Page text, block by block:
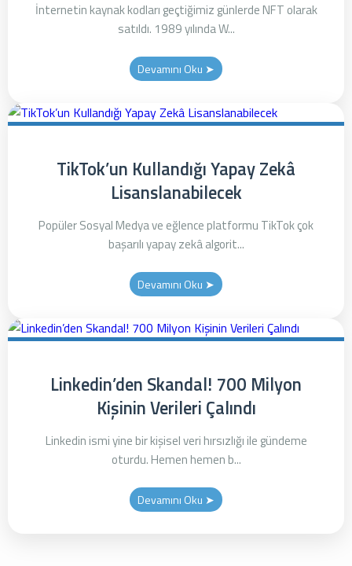
İnternetin kaynak kodları geçtiğimiz günlerde NFT olarak
satıldı. 1989 yılında W...
Devamını Oku ➤
TikTok’un Kullandığı Yapay Zekâ
Lisanslanabilecek
Popüler Sosyal Medya ve eğlence platformu TikTok çok
başarılı yapay zekâ algorit...
Devamını Oku ➤
Linkedin’den Skandal! 700 Milyon
Kişinin Verileri Çalındı
Linkedin ismi yine bir kişisel veri hırsızlığı ile gündeme
oturdu. Hemen hemen b...
Devamını Oku ➤